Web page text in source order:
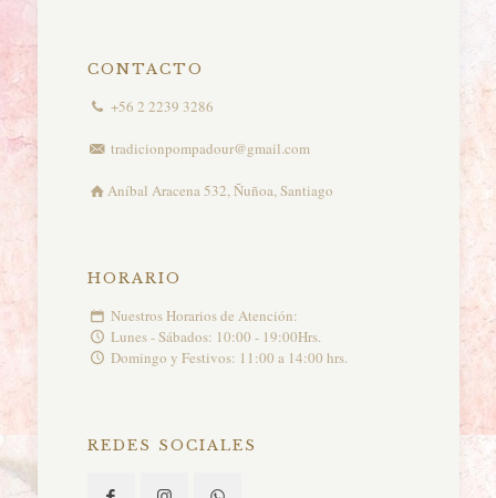
CONTACTO
+56 2 2239 3286
tradicionpompadour@gmail.com
Aníbal Aracena 532, Ñuñoa, Santiago
HORARIO
Nuestros Horarios de Atención:
Lunes - Sábados: 10:00 - 19:00Hrs.
Domingo y Festivos: 11:00 a 14:00 hrs.
REDES SOCIALES